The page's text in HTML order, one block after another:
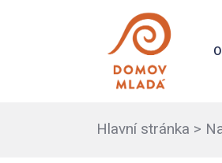
Hlavní stránka >